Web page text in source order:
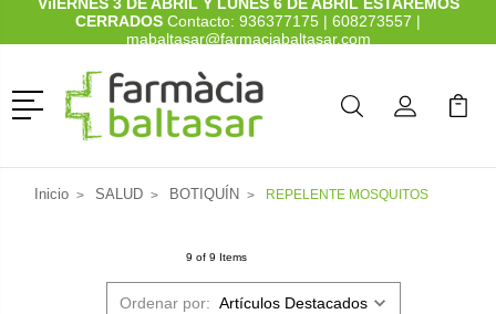
CERRADOS Contacto: 936377175 | 608273557 |
mabaltasar@farmaciabaltasar.com
Menú
BuscarMi Cuenta
Mi
Inicio SALUD BOTIQUÍN REPELENTE MOSQUITOS
9 of 9 Items
Ordenar por: